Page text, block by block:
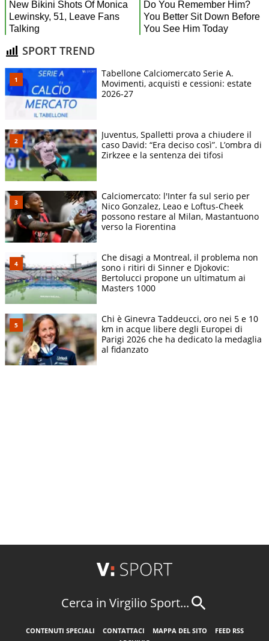
SPORT TREND
Tabellone Calciomercato Serie A.
Movimenti, acquisti e cessioni: estate
2026-27
Juventus, Spalletti prova a chiudere il
caso David: “Era deciso così”. L’ombra di
Zirkzee e la sentenza dei tifosi
Calciomercato: l'Inter fa sul serio per
Nico Gonzalez, Leao e Loftus-Cheek
possono restare al Milan, Mastantuono
verso la Fiorentina
Che disagi a Montreal, il problema non
sono i ritiri di Sinner e Djokovic:
Bertolucci propone un ultimatum ai
Masters 1000
Chi è Ginevra Taddeucci, oro nei 5 e 10
km in acque libere degli Europei di
Parigi 2026 che ha dedicato la medaglia
al fidanzato
Cerca in Virgilio Sport...
CONTENUTI SPECIALI CONTATTACI MAPPA DEL SITO
FEED RSS